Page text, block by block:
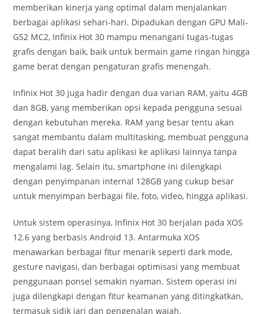
memberikan kinerja yang optimal dalam menjalankan
berbagai aplikasi sehari-hari. Dipadukan dengan GPU Mali-
G52 MC2, Infinix Hot 30 mampu menangani tugas-tugas
grafis dengan baik, baik untuk bermain game ringan hingga
game berat dengan pengaturan grafis menengah.
Infinix Hot 30 juga hadir dengan dua varian RAM, yaitu 4GB
dan 8GB, yang memberikan opsi kepada pengguna sesuai
dengan kebutuhan mereka. RAM yang besar tentu akan
sangat membantu dalam multitasking, membuat pengguna
dapat beralih dari satu aplikasi ke aplikasi lainnya tanpa
mengalami lag. Selain itu, smartphone ini dilengkapi
dengan penyimpanan internal 128GB yang cukup besar
untuk menyimpan berbagai file, foto, video, hingga aplikasi.
Untuk sistem operasinya, Infinix Hot 30 berjalan pada XOS
12.6 yang berbasis Android 13. Antarmuka XOS
menawarkan berbagai fitur menarik seperti dark mode,
gesture navigasi, dan berbagai optimisasi yang membuat
penggunaan ponsel semakin nyaman. Sistem operasi ini
juga dilengkapi dengan fitur keamanan yang ditingkatkan,
termasuk sidik jari dan pengenalan wajah.